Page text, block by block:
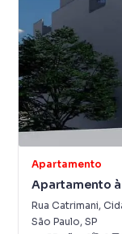
Apartamento
Apartamento à
Rua Catrimani,
São Paulo, SP